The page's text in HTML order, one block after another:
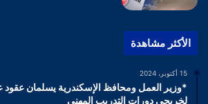
الأكثر مشاهدة
15 أكتوبر، 2024
*وزير العمل ومحافظ الإسكندرية يسلمان عقود
لخريجي دورات التدريب المهني